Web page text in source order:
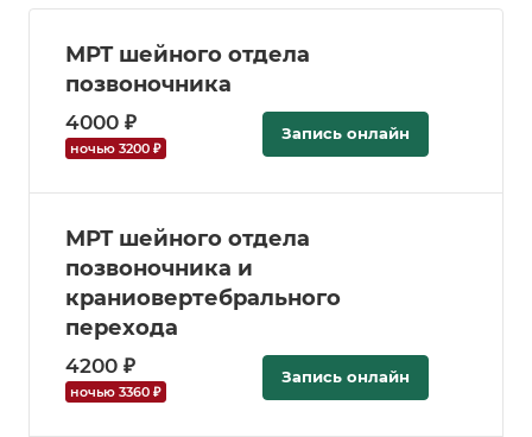
МРТ шейного отдела
позвоночника
4000 ₽
ночью 3200 ₽
Запись онлайн
МРТ шейного отдела
позвоночника и
краниовертебрального
перехода
4200 ₽
ночью 3360 ₽
Запись онлайн